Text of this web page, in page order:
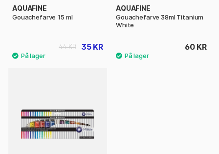
AQUAFINE
Gouachefarve 15 ml
35 KR
44 KR
AQUAFINE
Gouachefarve 38ml Titanium
White
60 KR